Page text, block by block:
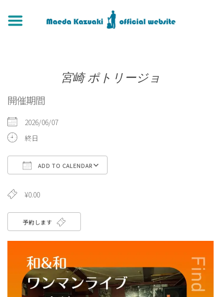
宮崎 ポトリージョ
開催期間
2026/06/07
終日
ADD TO CALENDAR
¥0.00
予約します